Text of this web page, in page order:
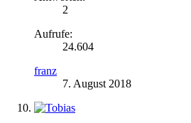
2
Aufrufe:
24.604
franz
7. August 2018